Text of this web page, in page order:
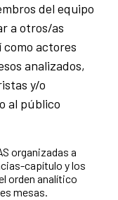
del equipo
a otros/as
como actores
analizados,
y/o
al público
organizadas a
capítulo y los
orden analítico
mesas.